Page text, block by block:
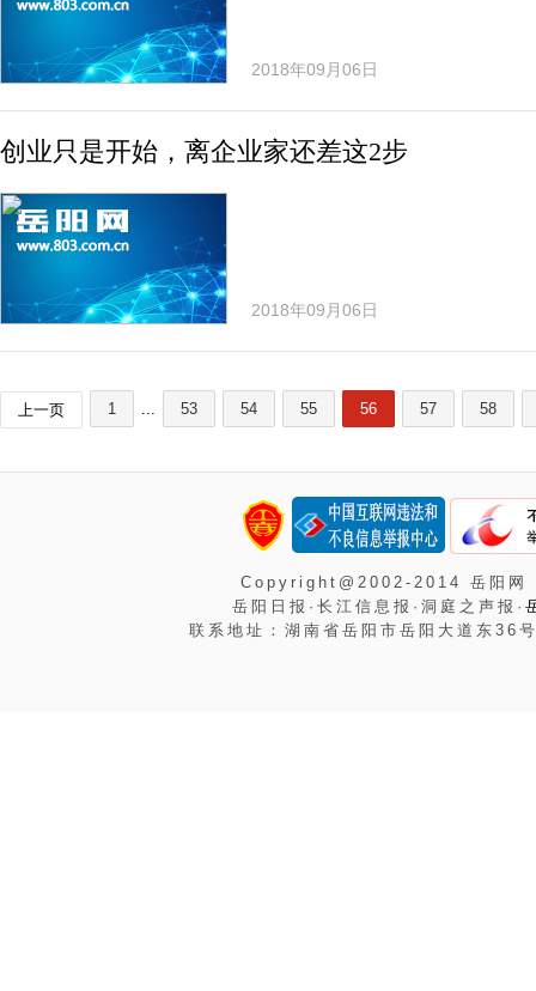
2018年09月06日
创业只是开始，离企业家还差这2步
2018年09月06日
上一页 1 ... 53 54 55 56 57 58
Copyright@2002-2014 岳阳
岳阳日报·长江信息报·洞庭之声报·
联系地址：湖南省岳阳市岳阳大道东